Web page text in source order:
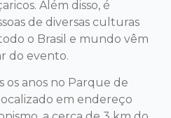
Além disso, é
de diversas culturas
o Brasil e mundo vêm
do evento.
os anos no Parque de
em endereço